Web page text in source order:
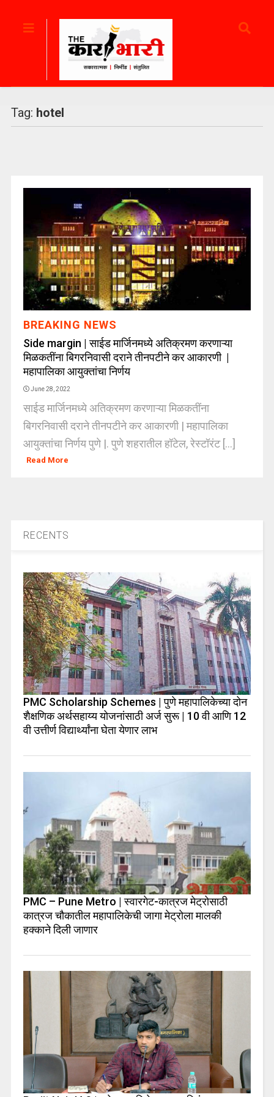
Tag: hotel
BREAKING NEWS
Side margin | साईड मार्जिनमध्ये अतिक्रमण करणाऱ्या
मिळकतींना बिगरनिवासी दराने तीनपटीने कर आकारणी |
महापालिका आयुक्तांचा निर्णय
June 28, 2022
साईड मार्जिनमध्ये अतिक्रमण करणाऱ्या मिळकतींना
बिगरनिवासी दराने तीनपटीने कर आकारणी | महापालिका
आयुक्तांचा निर्णय पुणे |. पुणे शहरातील हॉटेल, रेस्टॉरंट [...]
Read More
RECENTS
PMC Scholarship Schemes | पुणे महापालिकेच्या दोन
शैक्षणिक अर्थसहाय्य योजनांसाठी अर्ज सुरू | 10 वी आणि 12
वी उत्तीर्ण विद्यार्थ्यांना घेता येणार लाभ
PMC – Pune Metro | स्वारगेट-कात्रज मेट्रोसाठी
कात्रज चौकातील महापालिकेची जागा मेट्रोला मालकी
हक्काने दिली जाणार